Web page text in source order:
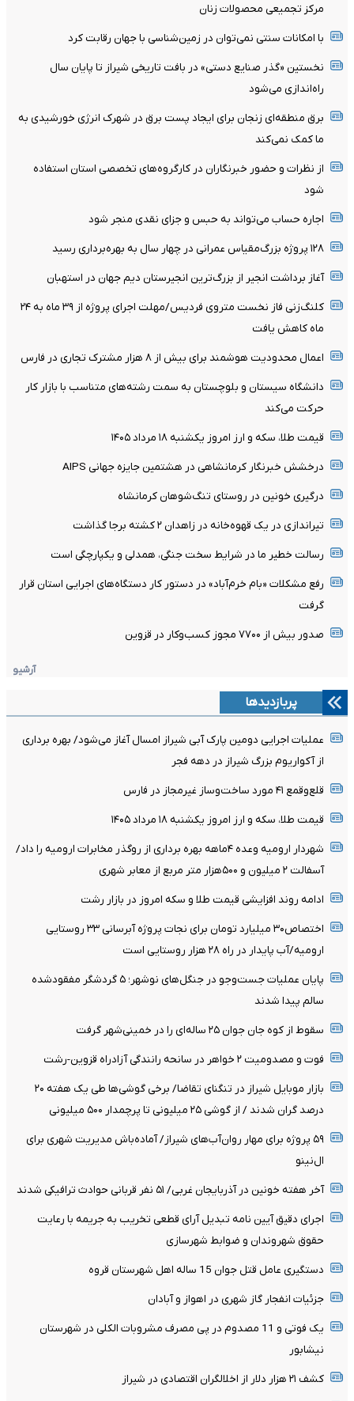
مرکز تجمیعی محصولات زنان
با امکانات سنتی نمی‌توان در زمین‌شناسی با جهان رقابت کرد
نخستین «گذر صنایع دستی» در بافت تاریخی شیراز تا پایان سال
راه‌اندازی می‌شود
برق منطقه‌ای زنجان برای ایجاد پست برق در شهرک انرژی خورشیدی به
ما کمک نمی‌کند
از نظرات و حضور خبرنگاران در کارگروه‌های تخصصی استان استفاده
شود
اجاره حساب می‌تواند به حبس و جزای نقدی منجر شود
۱۲۸ پروژه بزرگ‌مقیاس عمرانی در چهار سال به بهره‌برداری رسید
آغاز برداشت انجیر از بزرگ‌ترین انجیرستان دیم جهان در استهبان
کلنگ‌زنی فاز نخست متروی فردیس/مهلت اجرای پروژه از ۳۹ ماه به ۲۴
ماه کاهش یافت
اعمال محدودیت هوشمند برای بیش از ۸ هزار مشترک تجاری در فارس
دانشگاه سیستان و بلوچستان به سمت رشته‌های متناسب با بازار کار
حرکت می‌کند
قیمت طلا، سکه و ارز امروز یکشنبه ۱۸ مرداد ۱۴۰۵
درخشش خبرنگار کرمانشاهی در هشتمین جایزه جهانی AIPS
درگیری خونین در روستای تنگ‌شوهان کرمانشاه
تیراندازی در یک قهوه‌خانه در زاهدان ۲ کشته برجا گذاشت
رسالت خطیر ما در شرایط سخت جنگی، همدلی و یکپارچگی است
رفع مشکلات «بام خرم‌آباد» در دستور کار دستگاه‌های اجرایی استان قرار
گرفت
صدور بیش از ۷۷۰۰ مجوز کسب‌وکار در قزوین
آرشیو
پربازدیدها
عملیات اجرایی دومین پارک آبی شیراز امسال آغاز می‌شود/ بهره برداری
از آکواریوم بزرگ شیراز در دهه فجر
قلع‌وقمع ۴۱ مورد ساخت‌وساز غیرمجاز در فارس
قیمت طلا، سکه و ارز امروز یکشنبه ۱۸ مرداد ۱۴۰۵
شهردار ارومیه وعده ۴ماهه بهره برداری از روگذر مخابرات ارومیه را داد/
آسفالت ۲ میلیون و ۵۰۰هزار متر مربع از معابر شهری
ادامه روند افزایشی قیمت طلا و سکه امروز در بازار رشت
اختصاص۳۰ میلیارد تومان برای نجات پروژه آبرسانی ۳۳ روستایی
ارومیه/آب پایدار در راه ۲۸ هزار روستایی است
پایان عملیات جست‌وجو در جنگل‌های نوشهر؛ ۵ گردشگر مفقودشده
سالم پیدا شدند
سقوط از کوه جان جوان ۲۵ ساله‌ای را در خمینی‌شهر گرفت
فوت و مصدومیت ۲ خواهر در سانحه رانندگی آزادراه قزوین-رشت
بازار موبایل شیراز در تنگنای تقاضا/ برخی گوشی‌ها طی یک هفته ۲۰
درصد گران شدند / از گوشی ۲۵ میلیونی تا پرچمدار ۵۰۰ میلیونی
۵۹ پروژه برای مهار روان‌آب‌های شیراز/ آماده‌باش مدیریت شهری برای
ال‌نینو
آخر هفته خونین در آذربایجان غربی/ ۵۱ نفر قربانی حوادث ترافیکی شدند
اجرای دقیق آیین نامه تبدیل آرای قطعی تخریب به جریمه با رعایت
حقوق شهروندان و ضوابط شهرسازی
دستگیری عامل قتل جوان 15 ساله اهل شهرستان قروه
جزئیات انفجار گاز شهری در اهواز و آبادان
یک فوتی و 11 مصدوم در پی مصرف مشروبات الکلی در شهرستان
نیشابور
کشف ۲۱ هزار دلار از اخلالگران اقتصادی در شیراز